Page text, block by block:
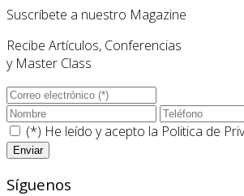
Suscríbete a nuestro Magazine
Recibe Artículos, Conferencias
y Master Class
(*) He leído y acepto la Politica de
Síguenos